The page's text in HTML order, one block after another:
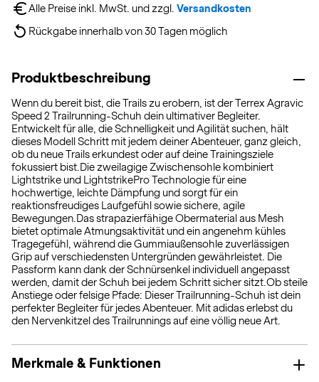
Alle Preise inkl. MwSt. und zzgl. Versandkosten
Rückgabe innerhalb von 30 Tagen möglich
Produktbeschreibung
Wenn du bereit bist, die Trails zu erobern, ist der Terrex Agravic
Speed 2 Trailrunning-Schuh dein ultimativer Begleiter.
Entwickelt für alle, die Schnelligkeit und Agilität suchen, hält
dieses Modell Schritt mit jedem deiner Abenteuer, ganz gleich,
ob du neue Trails erkundest oder auf deine Trainingsziele
fokussiert bist.Die zweilagige Zwischensohle kombiniert
Lightstrike und LightstrikePro Technologie für eine
hochwertige, leichte Dämpfung und sorgt für ein
reaktionsfreudiges Laufgefühl sowie sichere, agile
Bewegungen.Das strapazierfähige Obermaterial aus Mesh
bietet optimale Atmungsaktivität und ein angenehm kühles
Tragegefühl, während die Gummiaußensohle zuverlässigen
Grip auf verschiedensten Untergründen gewährleistet. Die
Passform kann dank der Schnürsenkel individuell angepasst
werden, damit der Schuh bei jedem Schritt sicher sitzt.Ob steile
Anstiege oder felsige Pfade: Dieser Trailrunning-Schuh ist dein
perfekter Begleiter für jedes Abenteuer. Mit adidas erlebst du
den Nervenkitzel des Trailrunnings auf eine völlig neue Art.
Merkmale & Funktionen